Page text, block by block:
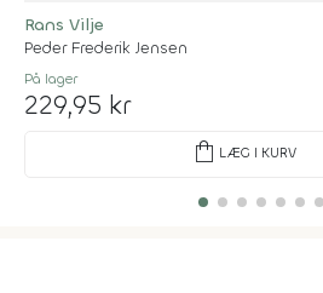
Rans Vilje
Peder Frederik Jensen
På lager
229,95 kr
shopping_bag LÆG I KURV